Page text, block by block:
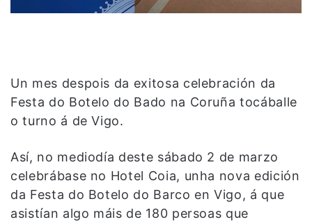
Un mes despois da exitosa celebración da
Festa do Botelo do Bado na Coruña tocáballe
o turno á de Vigo.
Así, no mediodía deste sábado 2 de marzo
celebrábase no Hotel Coia, unha nova edición
da Festa do Botelo do Barco en Vigo, á que
asistían algo máis de 180 persoas que